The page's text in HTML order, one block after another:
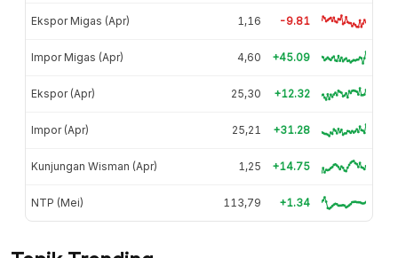
Ekspor Migas (Apr) 1,16 -9.81
Impor Migas (Apr) 4,60 +45.09
Ekspor (Apr) 25,30 +12.32
Impor (Apr) 25,21 +31.28
Kunjungan Wisman (Apr) 1,25 +14.75
NTP (Mei) 113,79 +1.34